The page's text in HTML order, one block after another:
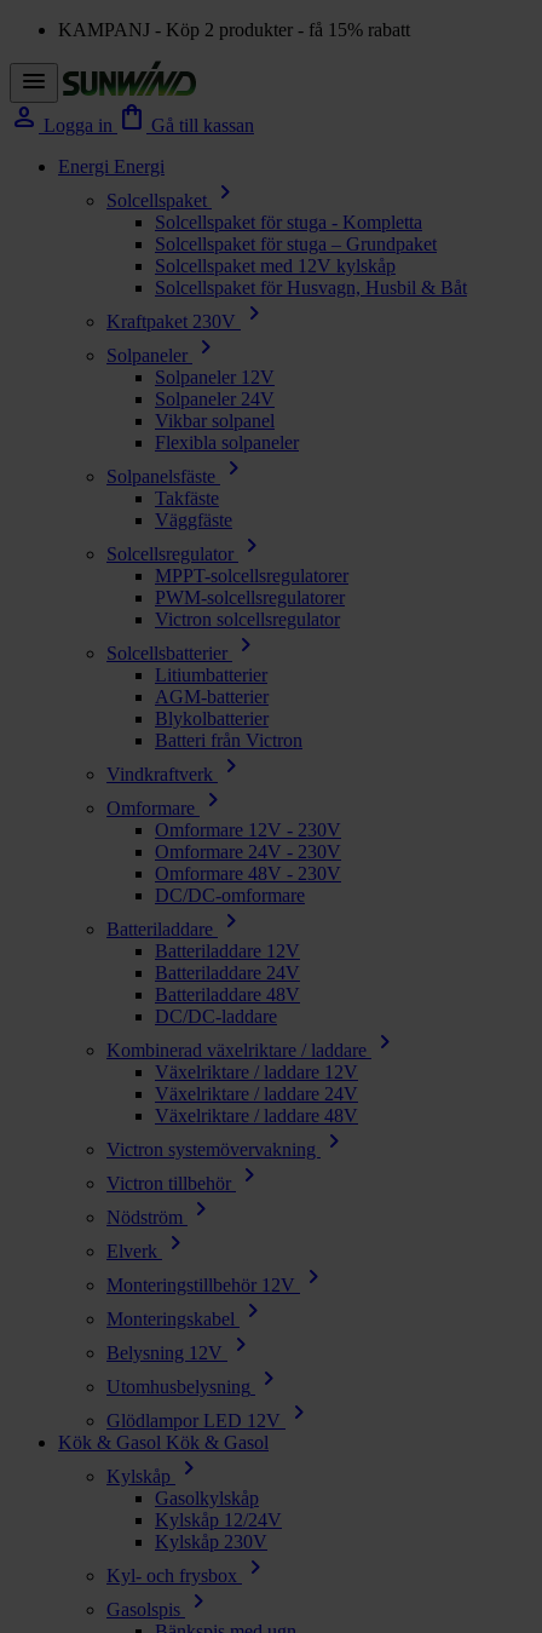
KAMPANJ - Köp 2 produkter - få 15% rabatt
menu
person Logga in shopping_bag Gå till kassan
Energi Energi
Solcellspaket
chevron_right
Solcellspaket för stuga - Kompletta
Solcellspaket för stuga – Grundpaket
Solcellspaket med 12V kylskåp
Solcellspaket för Husvagn, Husbil & Båt
Kraftpaket 230V
chevron_right
Solpaneler chevron_right
Solpaneler 12V
Solpaneler 24V
Vikbar solpanel
Flexibla solpaneler
Solpanelsfäste
chevron_right
Takfäste
Väggfäste
Solcellsregulator
chevron_right
MPPT-solcellsregulatorer
PWM-solcellsregulatorer
Victron solcellsregulator
Solcellsbatterier
chevron_right
Litiumbatterier
AGM-batterier
Blykolbatterier
Batteri från Victron
Vindkraftverk
chevron_right
Omformare chevron_right
Omformare 12V - 230V
Omformare 24V - 230V
Omformare 48V - 230V
DC/DC-omformare
Batteriladdare
chevron_right
Batteriladdare 12V
Batteriladdare 24V
Batteriladdare 48V
DC/DC-laddare
Kombinerad växelriktare / laddare
chevron_right
Växelriktare / laddare 12V
Växelriktare / laddare 24V
Växelriktare / laddare 48V
Victron systemövervakning
chevron_right
Victron tillbehör chevron_right
Nödström chevron_right
Elverk chevron_right
Monteringstillbehör 12V chevron_right
Monteringskabel chevron_right
Belysning 12V chevron_right
Utomhusbelysning chevron_right
Glödlampor LED 12V chevron_right
Kök & Gasol Kök & Gasol
Kylskåp
chevron_right
Gasolkylskåp
Kylskåp 12/24V
Kylskåp 230V
Kyl- och frysbox
chevron_right
Gasolspis chevron_right